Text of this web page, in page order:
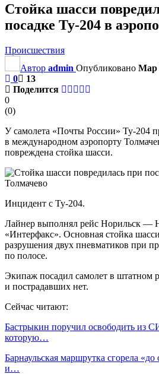
Стойка шасси
посадке Ту-204 в
Происшествия
Автор admin Опубликовано Мар
0
13
Поделится
0
(0)
У самолета «Почты России» Ту-204
в международном аэропорту
повреждена стойка шасси.
Инцидент с Ту-204.
Лайнер выполнял рейс Норильск —
«Интерфакс». Основная стойка
разрушения двух пневматиков при
по полосе.
Экипаж посадил самолет в штатном
и пострадавших нет.
Сейчас читают:
Бастрыкин поручил освободить из
которую…
Барнаульская маршрутка сгорела
и…